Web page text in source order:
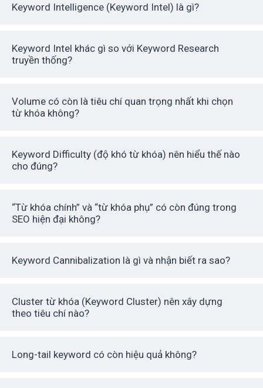
Keyword Intelligence (Keyword Intel) là gì?
Keyword Intel khác gì so với Keyword Research
truyền thống?
Volume có còn là tiêu chí quan trọng nhất khi chọn
từ khóa không?
Keyword Difficulty (độ khó từ khóa) nên hiểu thế nào
cho đúng?
“Từ khóa chính” và “từ khóa phụ” có còn đúng trong
SEO hiện đại không?
Keyword Cannibalization là gì và nhận biết ra sao?
Cluster từ khóa (Keyword Cluster) nên xây dựng
theo tiêu chí nào?
Long-tail keyword có còn hiệu quả không?